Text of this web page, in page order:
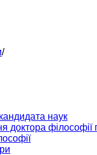
/
наук
доктора філософії